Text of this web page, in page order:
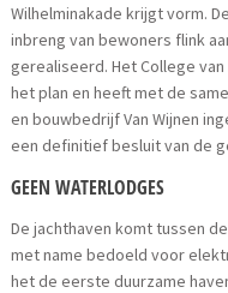
Wilhelminakade krijgt vorm.
inbreng van bewoners flink
gerealiseerd. Het College
het plan en heeft met de
en bouwbedrijf Van Wijnen
een definitief besluit van de
GEEN WATERLODGES
De jachthaven komt tussen
met name bedoeld voor
het de eerste duurzame